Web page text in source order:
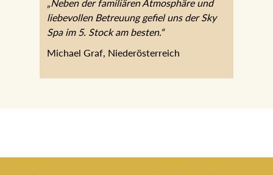
„Neben der familiären Atmosphäre und
liebevollen Betreuung gefiel uns der Sky
Spa im 5. Stock am besten.“
Michael Graf, Niederösterreich